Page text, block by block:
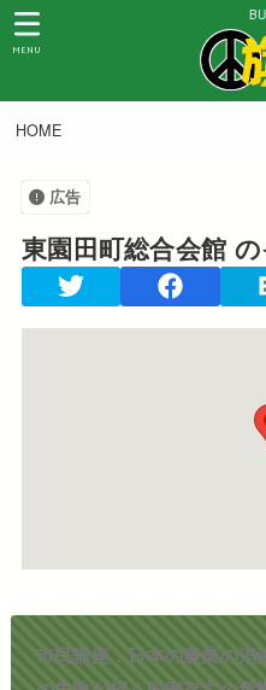
MENU
HOME
広告
東園田町総合会館
市民講座：日本の農業の